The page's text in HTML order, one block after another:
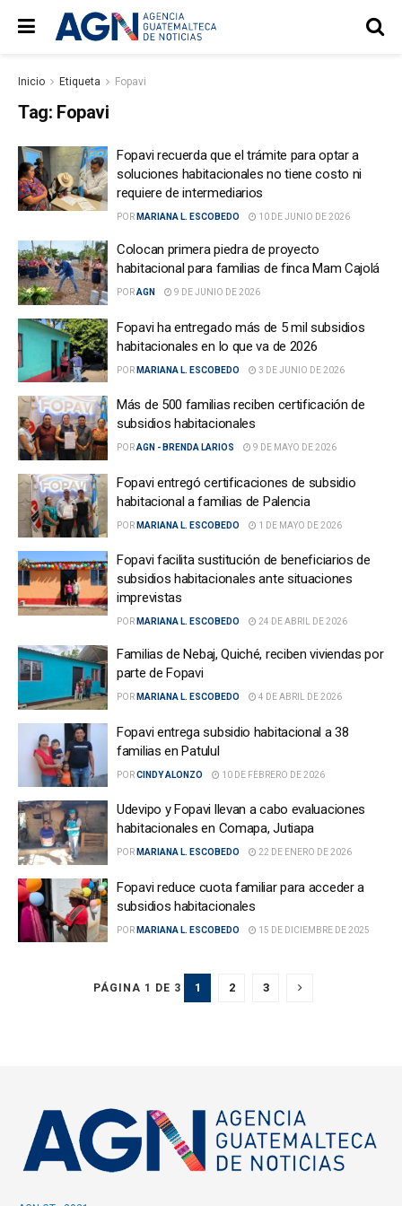
Inicio Etiqueta Fopavi
Tag: Fopavi
Fopavi recuerda que el trámite para optar a
soluciones habitacionales no tiene costo ni
requiere de intermediarios
POR MARIANA L. ESCOBEDO 10 DE JUNIO DE 2026
Colocan primera piedra de proyecto
habitacional para familias de finca Mam Cajolá
PORAGN 9 DE JUNIO DE 2026
Fopavi ha entregado más de 5 mil subsidios
habitacionales en lo que va de 2026
POR MARIANA L. ESCOBEDO 3 DE JUNIO DE 2026
Más de 500 familias reciben certificación de
subsidios habitacionales
PORAGN - BRENDA LARIOS 9 DE MAYO DE 2026
Fopavi entregó certificaciones de subsidio
habitacional a familias de Palencia
POR MARIANA L. ESCOBEDO 1 DE MAYO DE 2026
Fopavi facilita sustitución de beneficiarios de
subsidios habitacionales ante situaciones
imprevistas
POR MARIANA L. ESCOBEDO 24 DE ABRIL DE 2026
Familias de Nebaj, Quiché, reciben viviendas por
parte de Fopavi
POR MARIANA L. ESCOBEDO 4 DE ABRIL DE 2026
Fopavi entrega subsidio habitacional a 38
familias en Patulul
PORCINDY ALONZO 10 DE FEBRERO DE 2026
Udevipo y Fopavi llevan a cabo evaluaciones
habitacionales en Comapa, Jutiapa
POR MARIANA L. ESCOBEDO 22 DE ENERO DE 2026
Fopavi reduce cuota familiar para acceder a
subsidios habitacionales
POR MARIANA L. ESCOBEDO 15 DE DICIEMBRE DE 2025
PÁGINA 1 DE 3 1 2 3